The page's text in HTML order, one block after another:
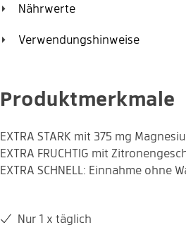
schnell und fruchtig.
Nährwerte
1 Stick enthält:
Verwendungshinweise
Produktmerkmale
EXTRA STARK mit 375 mg
EXTRA FRUCHTIG mit
EXTRA SCHNELL: Einnahme ohne
Nur 1 x täglich